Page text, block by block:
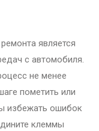
является
с автомобиля.
не менее
пометить или
избежать ошибок
клеммы